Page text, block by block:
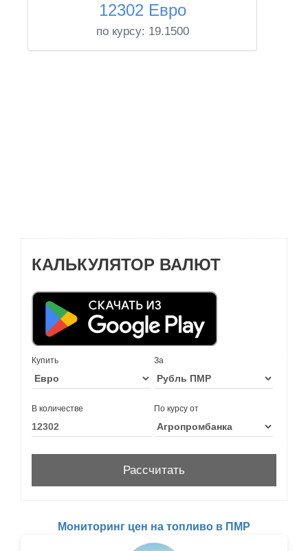
12302 Евро
по курсу: 19.1500
КАЛЬКУЛЯТОР ВАЛЮТ
Купить За
В количестве По курсу от
Мониторинг цен на топливо в ПМР